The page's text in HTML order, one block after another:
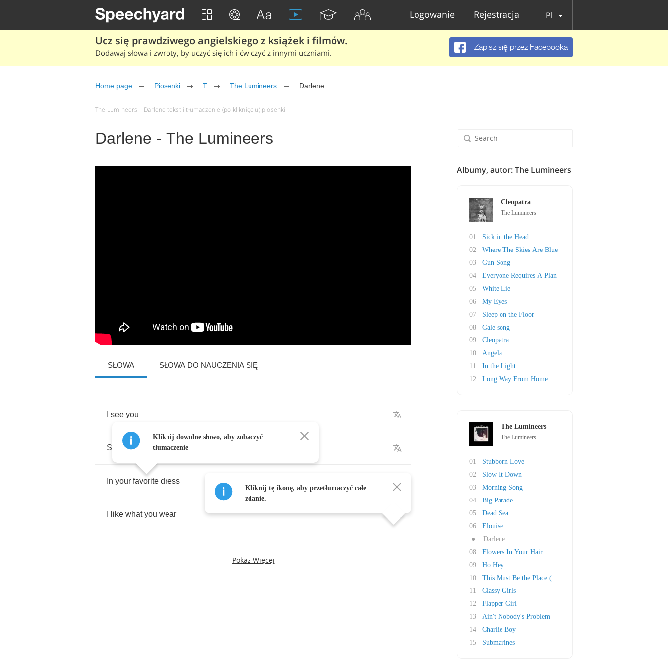
Logowanie Rejestracja Pl
Ucz się prawdziwego angielskiego z książek i filmów.
Dodawaj słowa i zwroty, by uczyć się ich i ćwiczyć z innymi uczniami.
Zapisz się przez Facebooka
Home page Piosenki T The Lumineers Darlene
The Lumineers – Darlene tekst i tłumaczenie (po kliknięciu) piosenki
Darlene - The Lumineers
SŁOWA SŁOWA DO NAUCZENIA SIĘ
see you
Standing there
In your favorite dress
like what you wear
Pokaż Więcej
Kliknij dowolne słowo, aby zobaczyć
tłumaczenie
Kliknij tę ikonę, aby przetłumaczyć całe
zdanie.
Albumy, autor: The Lumineers
Cleopatra
The Lumineers
01
Sick in the Head
02
Where The Skies Are Blue
03
Gun Song
04
Everyone Requires A Plan
05
White Lie
06
My Eyes
07
Sleep on the Floor
08
Gale song
09
Cleopatra
10
Angela
11
In the Light
12
Long Way From Home
The Lumineers
The Lumineers
01
Stubborn Love
02
Slow It Down
03
Morning Song
04
Big Parade
05
Dead Sea
06
Elouise
●
Darlene
08
Flowers In Your Hair
09
Ho Hey
10
This Must Be the Place (Naïve Melody)
11
Classy Girls
12
Flapper Girl
13
Ain't Nobody's Problem
14
Charlie Boy
15
Submarines